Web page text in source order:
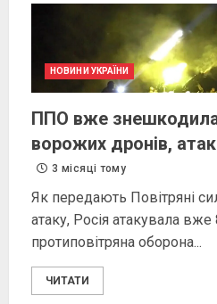
НОВИНИ УКРАЇНИ
ППО вже
ворожих дронів,
3 місяці тому
Як передають Повітряні
атаку, Росія атакувала
протиповітряна оборона...
ЧИТАТИ